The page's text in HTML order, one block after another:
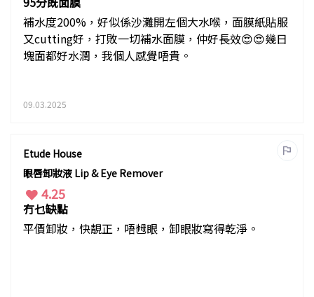
補水度200%，好似係沙灘開左個大水喉，面膜紙貼服
又cutting好，打敗一切補水面膜，仲好長效😍😍幾日
塊面都好水潤，我個人感覺唔貴。
09.03.2025
Etude House
眼唇卸妝液 Lip & Eye Remover
4.25
冇乜缺點
平價卸妝，快靚正，唔乸眼，卸眼妝寫得乾淨。